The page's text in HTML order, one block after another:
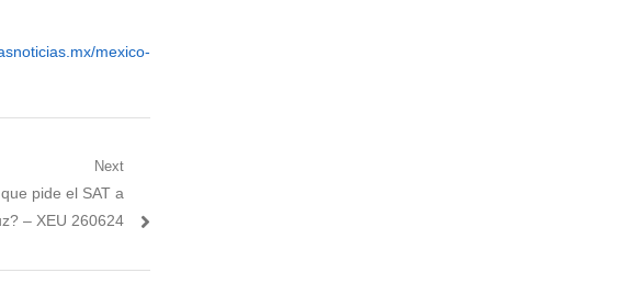
mexico-
Next
pide el SAT a
– XEU 260624